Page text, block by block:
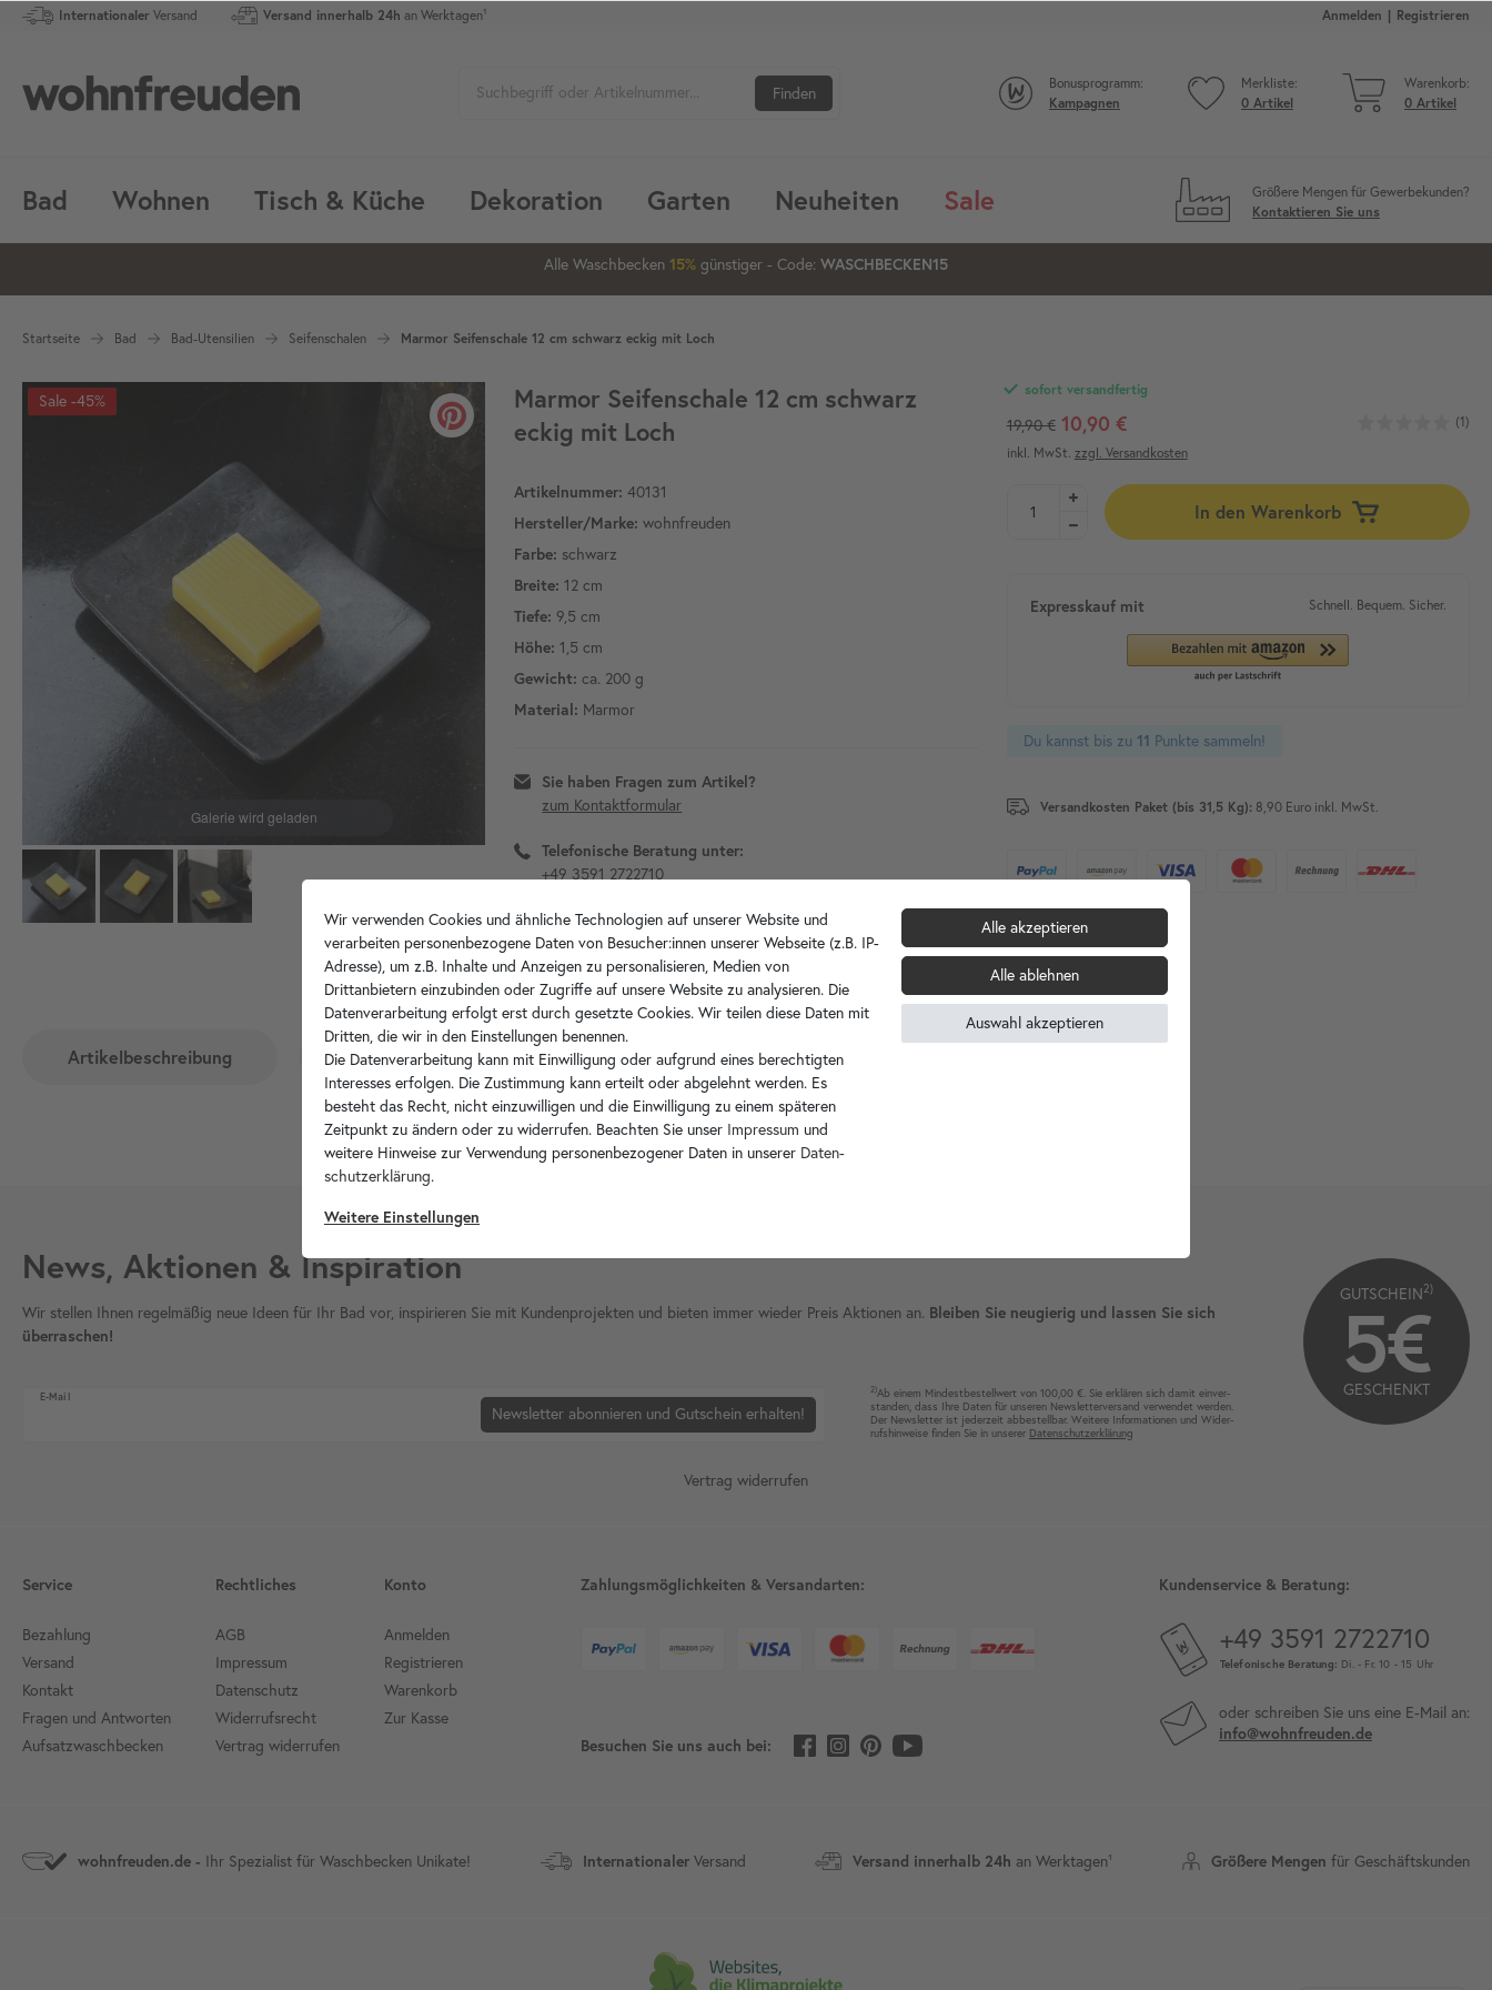
Internationaler Versand Versand innerhalb 24h an Werktagen¹ Anmelden Registrieren
Bonusprogramm:
Kampagnen
Merkliste:
0 Artikel
Warenkorb:
0 Artikel
Finden
Bad Wohnen Tisch & Küche Dekoration Garten Neuheiten Sale
Größere Mengen für Gewerbekunden?
Kontaktieren Sie uns
1 09 20 16
Alle Waschbecken 15% günstiger - Code: WASCHBECKEN15
20%
Startseite Bad Bad-Utensilien Seifenschalen Marmor Seifenschale 12 cm schwarz eckig mit Loch
-45%
Marmor Seifenschale 12 cm schwarz
eckig mit Loch
Artikelnummer: 40131
Hersteller/Marke: wohnfreuden
Farbe: schwarz
Breite: 12 cm
Tiefe: 9,5 cm
Höhe: 1,5 cm
Gewicht:ca. 200 g
Material: Marmor
Sie haben Fragen zum Artikel?
zum Kontaktformular
Telefonische Beratung unter:
+49 3591 2722710
Diesen Artikel für später merken?
sofort versandfertig
19,90 € 10,90 €
(1)
inkl. MwSt. zzgl. Versandkosten
In den Warenkorb
Expresskauf mit Schnell. Bequem. Sicher.
Du kannst bis zu 11 Punkte sammeln!
Versandkosten Paket (bis 31,5 Kg): 8,90 Euro inkl. MwSt.
Artikelbeschreibung Hersteller-Info
wohnfreuden.de - Ihr Spezialist für Waschbecken Unikate! InternationalerVersand Versand innerhalb 24h an Werktagen¹ Größere Mengen für Geschäftskunden
News, Aktionen & Inspiration
Wir stellen Ihnen regelmäßig neue Ideen für Ihr Bad vor, inspirieren Sie mit Kundenprojekten und bieten immer wieder Preis Aktionen an. Bleiben Sie neugierig und lassen Sie sich
überraschen!
E-Mail
Newsletter Honig
Newsletter abonnieren und Gutschein erhalten!
2)Ab einem Mindest­bestell­wert von 100,00 €. Sie erklären sich damit ein­ver­
standen, dass Ihre Da­ten für unseren News­letter­versand ver­wen­det werden.
Der News­letter ist jeder­zeit ab­bestel­lbar. Weitere Infor­mationen und Wider­
rufshin­weise finden Sie in unserer Daten­schutz­erklärung
GUTSCHEIN2)
5€
GESCHENKT
Vertrag widerrufen
Service
Bezahlung
Versand
Kontakt
Fragen und Antworten
Aufsatzwaschbecken
Rechtliches
AGB
Impressum
Datenschutz
Widerrufsrecht
Vertrag widerrufen
Konto
Anmelden
Registrieren
Warenkorb
Zur Kasse
Zahlungsmöglichkeiten & Versandarten:
Besuchen Sie uns auch bei:
Kundenservice & Beratung:
+49 3591 2722710
Telefonische Beratung: Di. - Fr. 10 - 15 Uhr
oder schreiben Sie uns eine E-Mail an:
info@wohnfreuden.de
Wir verwenden Cookies und ähnliche Technologien auf unserer Website und
verarbeiten personenbezogene Daten von Besucher:innen unserer Webseite (z.B. IP-
Adresse), um z.B. Inhalte und Anzeigen zu personalisieren, Medien von
Drittanbietern einzubinden oder Zugriffe auf unsere Website zu analysieren. Die
Datenverarbeitung erfolgt erst durch gesetzte Cookies. Wir teilen diese Daten mit
Dritten, die wir in den Einstellungen benennen.
Die Datenverarbeitung kann mit Einwilligung oder aufgrund eines berechtigten
Interesses erfolgen. Die Zustimmung kann erteilt oder abgelehnt werden. Es
besteht das Recht, nicht einzuwilligen und die Einwilligung zu einem späteren
Zeitpunkt zu ändern oder zu widerrufen. Beachten Sie unser Impressum und
weitere Hinweise zur Verwendung personenbezogener Daten in unserer Daten­
schutz­erklärung.
Weitere Einstellungen
Alle akzeptieren
Alle ablehnen
Auswahl akzeptieren